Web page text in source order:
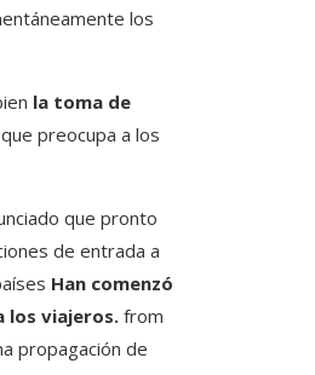
los
la toma de
preocupa a los
que pronto
de entrada a
Han comenzó
los viajeros. from
propagación de